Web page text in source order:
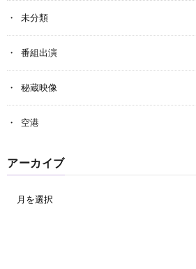
未分類
番組出演
秘蔵映像
空港
アーカイブ